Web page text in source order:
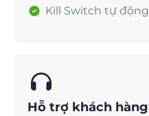
Kill Switch tự động
Hỗ trợ khách hàng